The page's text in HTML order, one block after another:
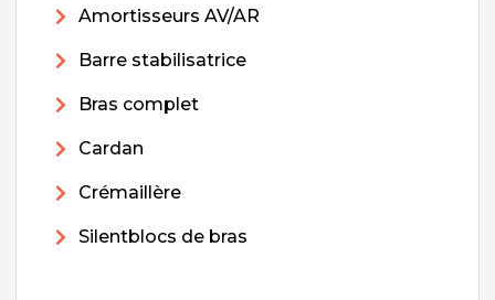
Amortisseurs AV/AR
Barre stabilisatrice
Bras complet
Cardan
Crémaillère
Silentblocs de bras